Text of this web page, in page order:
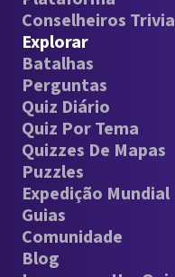
Conselheiros Trivia
Explorar
Batalhas
Perguntas
Quiz Diário
Quiz Por Tema
Quizzes De Mapas
Puzzles
Expedição Mundial
Guias
Comunidade
Blog